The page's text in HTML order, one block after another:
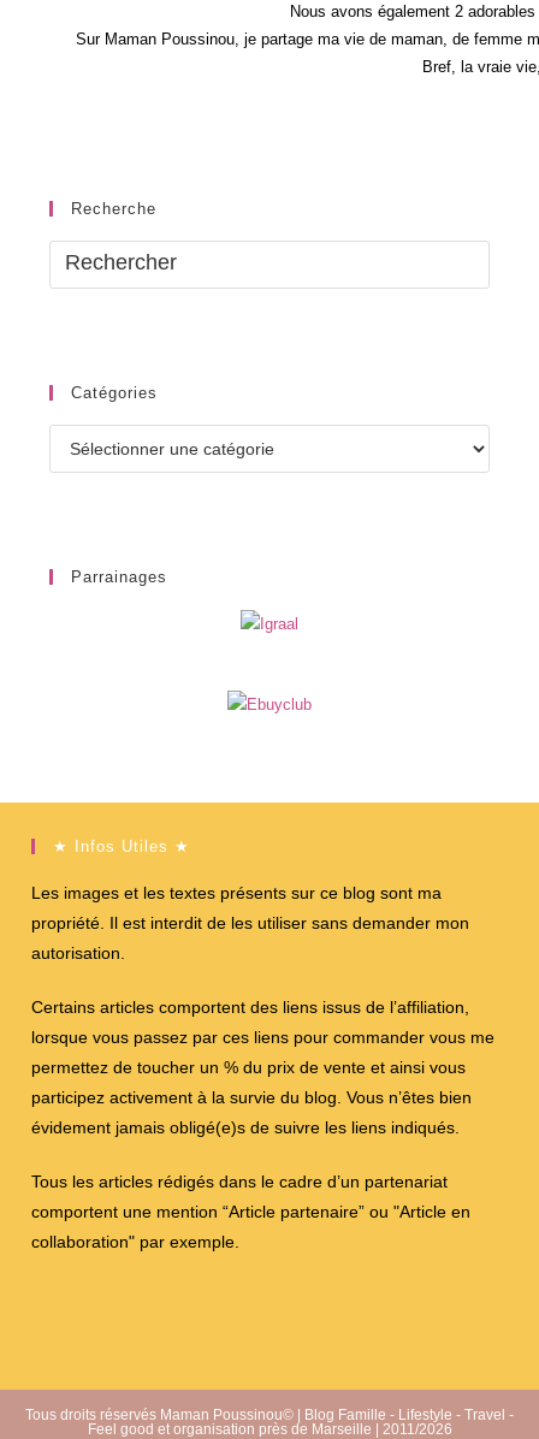
Nous avons également 2
Sur Maman Poussinou, je partage ma vie de maman, de femme
Bref, la vraie
Recherche
Catégories
Parrainages
★ Infos Utiles ★
Les images et les textes présents sur ce blog sont ma
propriété. Il est interdit de les utiliser sans demander mon
autorisation.
Certains articles comportent des liens issus de l’affiliation,
lorsque vous passez par ces liens pour commander vous me
permettez de toucher un % du prix de vente et ainsi vous
participez activement à la survie du blog. Vous n’êtes bien
évidement jamais obligé(e)s de suivre les liens indiqués.
Tous les articles rédigés dans le cadre d’un partenariat
comportent une mention “Article partenaire” ou "Article en
collaboration" par exemple.
Tous droits réservés Maman Poussinou© | Blog Famille - Lifestyle - Travel -
Feel good et organisation près de Marseille | 2011/2026